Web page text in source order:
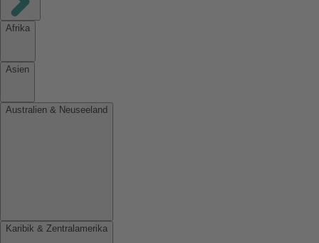
Afrika
Asien
Australien & Neuseeland
Karibik & Zentralamerika